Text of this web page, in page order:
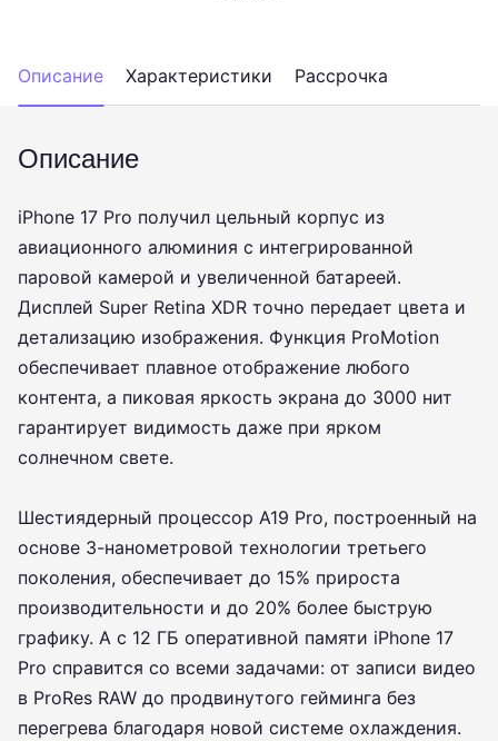
Описание Характеристики Рассрочка
Описание
iPhone 17 Pro получил цельный корпус из
авиационного алюминия с интегрированной
паровой камерой и увеличенной батареей.
Дисплей Super Retina XDR точно передает цвета и
детализацию изображения. Функция ProMotion
обеспечивает плавное отображение любого
контента, а пиковая яркость экрана до 3000 нит
гарантирует видимость даже при ярком
солнечном свете.
Шестиядерный процессор A19 Pro, построенный на
основе 3-нанометровой технологии третьего
поколения, обеспечивает до 15% прироста
производительности и до 20% более быструю
графику. А с 12 ГБ оперативной памяти iPhone 17
Pro справится со всеми задачами: от записи видео
в ProRes RAW до продвинутого гейминга без
перегрева благодаря новой системе охлаждения.